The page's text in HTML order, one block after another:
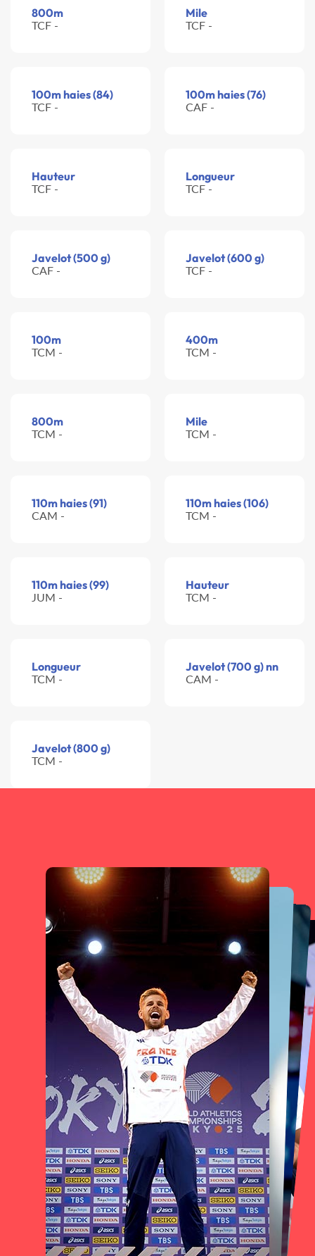
800m
TCF -
Mile
TCF -
100m haies (84)
TCF -
100m haies (76)
CAF -
Hauteur
TCF -
Longueur
TCF -
Javelot (500 g)
CAF -
Javelot (600 g)
TCF -
100m
TCM -
400m
TCM -
800m
TCM -
Mile
TCM -
110m haies (91)
CAM -
110m haies (106)
TCM -
110m haies (99)
JUM -
Hauteur
TCM -
Longueur
TCM -
Javelot (700 g) nn
CAM -
Javelot (800 g)
TCM -